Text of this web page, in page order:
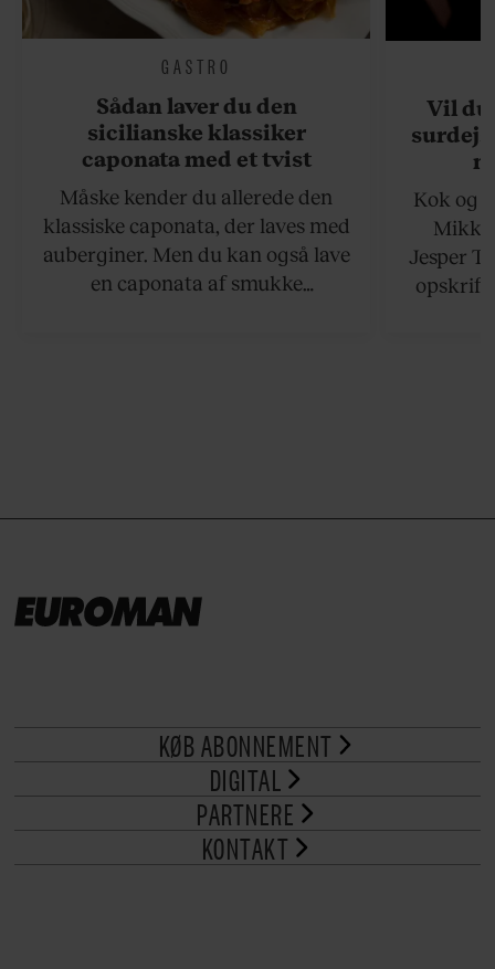
GASTRO
Sådan laver du den
sicilianske klassiker
caponata med et tvist
Måske kender du allerede den
klassiske caponata, der laves med
auberginer. Men du kan også lave
en caponata af smukke
Vil du
Kok og
Jesper
opskrift
KØB ABONNEMENT
DIGITAL
PARTNERE
KONTAKT